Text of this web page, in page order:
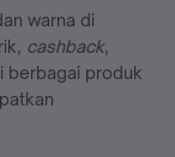
warna di
cashback,
berbagai produk